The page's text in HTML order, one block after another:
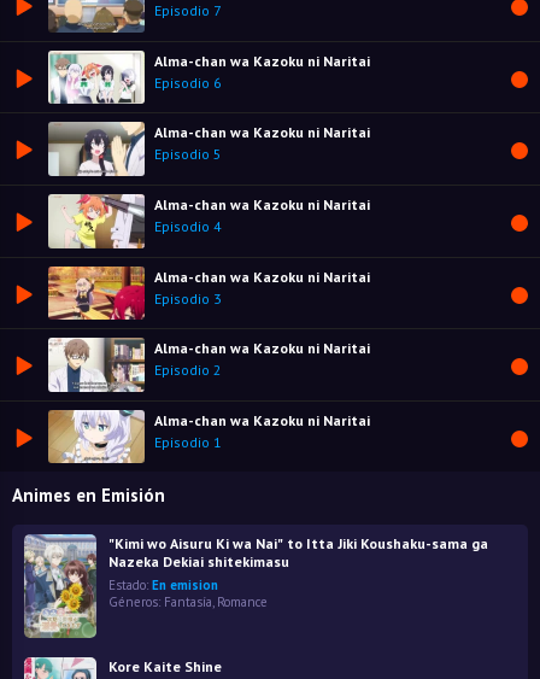
Episodio 7
Alma-chan wa Kazoku ni Naritai
Episodio 6
Alma-chan wa Kazoku ni Naritai
Episodio 5
Alma-chan wa Kazoku ni Naritai
Episodio 4
Alma-chan wa Kazoku ni Naritai
Episodio 3
Alma-chan wa Kazoku ni Naritai
Episodio 2
Alma-chan wa Kazoku ni Naritai
Episodio 1
Animes en Emisión
"Kimi wo Aisuru Ki wa Nai" to Itta Jiki Koushaku-sama ga
Nazeka Dekiai shitekimasu
Estado: En emision
Géneros: Fantasía, Romance
Kore Kaite Shine